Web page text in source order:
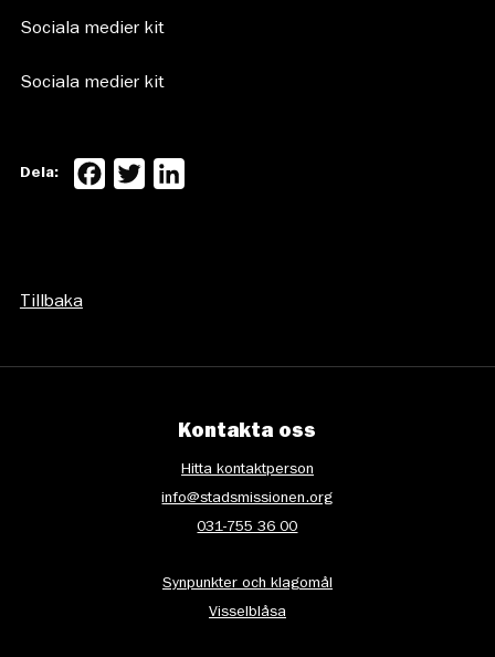
Sociala medier kit
Sociala medier kit
Dela: Facebook
Twitter
Tillbaka
Kontakta oss
Hitta kontaktperson
info@stadsmissionen.org
031-755 36 00
Synpunkter och klagomål
Visselblåsa